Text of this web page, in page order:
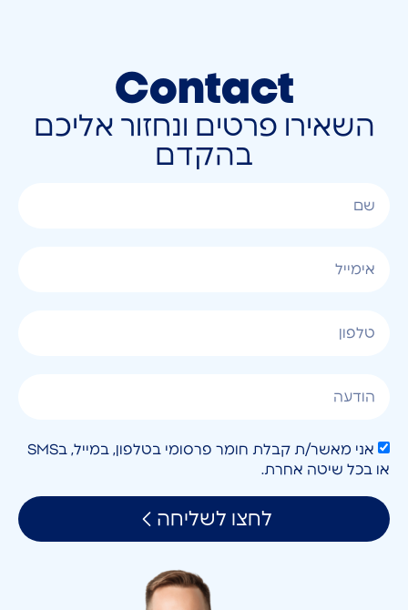
Contact
השאירו פרטים ונחזור אליכם
בהקדם
אני מאשר/ת קבלת חומר פרסומי בטלפון, במייל, בSMS
או בכל שיטה אחרת.
לחצו לשליחה